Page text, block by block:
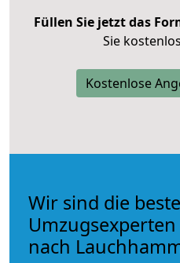
Füllen Sie jetzt das
Sie
Kostenlose
Wir sind die
nach